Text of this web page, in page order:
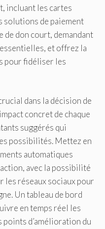
incluant les cartes
solutions de paiement
don court, demandant
et offrez la
pour fidéliser les
dans la décision de
concret de chaque
suggérés qui
possibilités. Mettez en
automatiques
avec la possibilité
les réseaux sociaux pour
Un tableau de bord
en temps réel les
d’amélioration du